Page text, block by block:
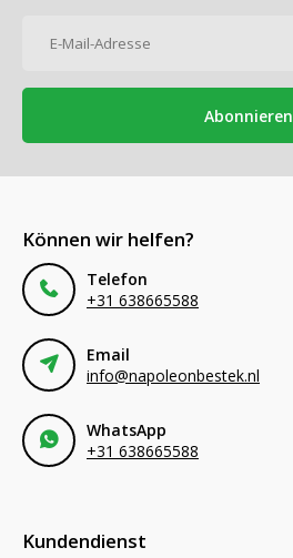
Abonnieren
Können wir helfen?
Telefon
+31 638665588
Email
info@napoleonbestek.nl
WhatsApp
+31 638665588
Kundendienst